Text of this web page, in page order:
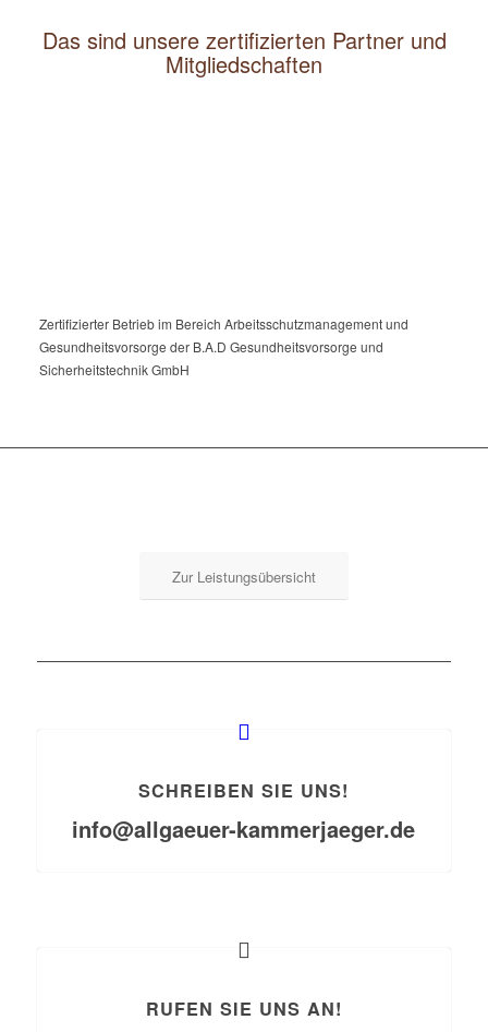
Das sind unsere zertifizierten Partner und
Mitgliedschaften
Zertifizierter Betrieb im Bereich Arbeitsschutzmanagement und
Gesundheitsvorsorge der B.A.D Gesundheitsvorsorge und
Sicherheitstechnik GmbH
Zur Leistungsübersicht
SCHREIBEN SIE UNS!
info@allgaeuer-kammerjaeger.de
RUFEN SIE UNS AN!